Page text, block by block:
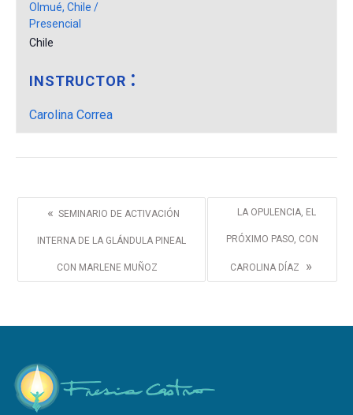
Olmué, Chile /
Presencial
Chile
INSTRUCTOR
Carolina Correa
« SEMINARIO DE ACTIVACIÓN
INTERNA DE LA GLÁNDULA PINEAL
CON MARLENE MUÑOZ
LA OPULENCIA, EL
PRÓXIMO PASO, CON
CAROLINA DÍAZ »